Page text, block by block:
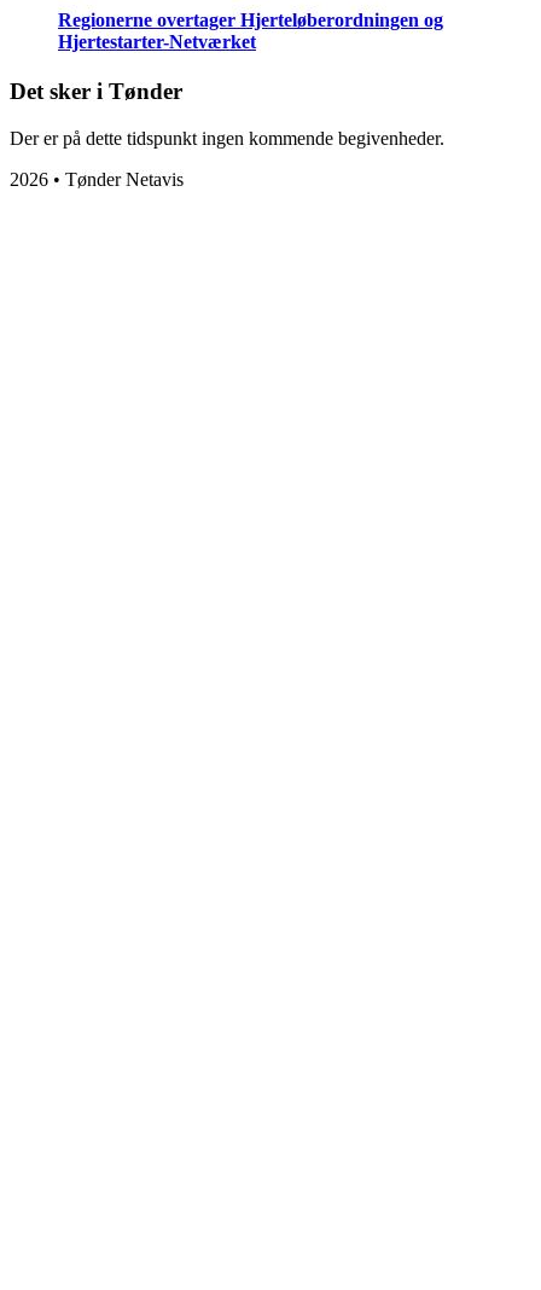
Regionerne overtager Hjerteløberordningen og
Hjertestarter-Netværket
Det sker i Tønder
Der er på dette tidspunkt ingen kommende begivenheder.
2026 • Tønder Netavis